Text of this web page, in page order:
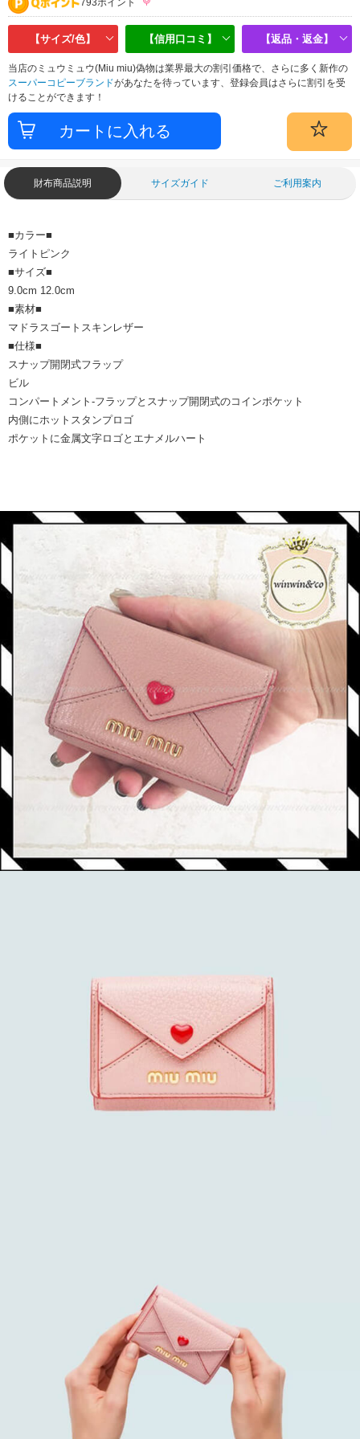
793ポイント
【サイズ/色】 【信用口コミ】 【返品・返金】
当店のミュウミュウ(Miu miu)偽物は業界最大の割引価格で、さらに多く新作の
スーパーコピーブランドがあなたを待っています、登録会員はさらに割引を受
けることができます！
財布商品説明 サイズガイド ご利用案内
■カラー■
ライトピンク
■サイズ■
9.0cm 12.0cm
■素材■
マドラスゴートスキンレザー
■仕様■
スナップ開閉式フラップ
ビル
コンパートメント-フラップとスナップ開閉式のコインポケット
内側にホットスタンプロゴ
ポケットに金属文字ロゴとエナメルハート